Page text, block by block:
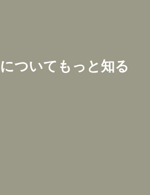
についてもっと知る